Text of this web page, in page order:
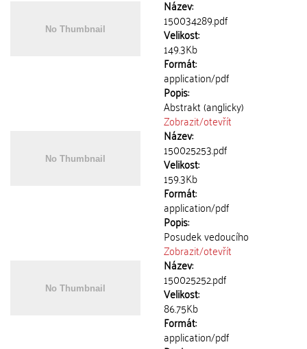
Název:
150034289.pdf
Velikost:
149.3Kb
Formát:
application/pdf
Popis:
Abstrakt (anglicky)
Zobrazit/otevřít
Název:
150025253.pdf
Velikost:
159.3Kb
Formát:
application/pdf
Popis:
Posudek vedoucího
Zobrazit/otevřít
Název:
150025252.pdf
Velikost:
86.75Kb
Formát:
application/pdf